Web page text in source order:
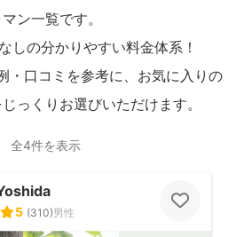
ン一覧です。
しの分かりやすい料金体系！
・口コミを参考に、お気に入りの
っくりお選びいただけます。
全4件を表示
5 (310)男性